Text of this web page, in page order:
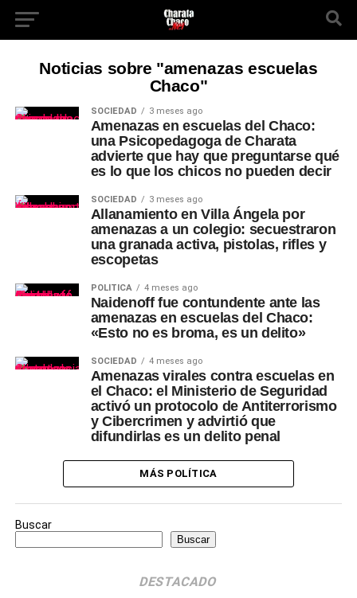
Noticias sobre "amenazas escuelas
Chaco"
SOCIEDAD 3 meses ago
Amenazas en escuelas del Chaco:
una Psicopedagoga de Charata
advierte que hay que preguntarse qué
es lo que los chicos no pueden decir
SOCIEDAD 3 meses ago
Allanamiento en Villa Ángela por
amenazas a un colegio: secuestraron
una granada activa, pistolas, rifles y
escopetas
POLÍTICA 4 meses ago
Naidenoff fue contundente ante las
amenazas en escuelas del Chaco:
«Esto no es broma, es un delito»
SOCIEDAD 4 meses ago
Amenazas virales contra escuelas en
el Chaco: el Ministerio de Seguridad
activó un protocolo de Antiterrorismo
y Cibercrimen y advirtió que
difundirlas es un delito penal
MÁS POLÍTICA
Buscar
Buscar
DESTACADO